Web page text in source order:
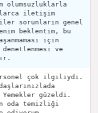
olumsuzluklarla
iletişim
sorunların genel
beklentim, bu
için
ve
çok ilgiliydi.
güzeldi.
oda temizliği